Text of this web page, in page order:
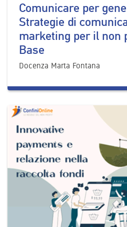
Comunicare per
Strategie di
marketing per il non
Base
Docenza Marta Fontana